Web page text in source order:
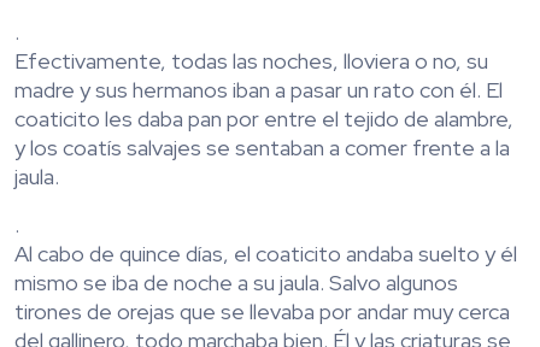
.
Efectivamente, todas las noches, lloviera o no, su
madre y sus hermanos iban a pasar un rato con él. El
coaticito les daba pan por entre el tejido de alambre,
y los coatís salvajes se sentaban a comer frente a la
jaula.
.
Al cabo de quince días, el coaticito andaba suelto y él
mismo se iba de noche a su jaula. Salvo algunos
tirones de orejas que se llevaba por andar muy cerca
del gallinero, todo marchaba bien. Él y las criaturas se